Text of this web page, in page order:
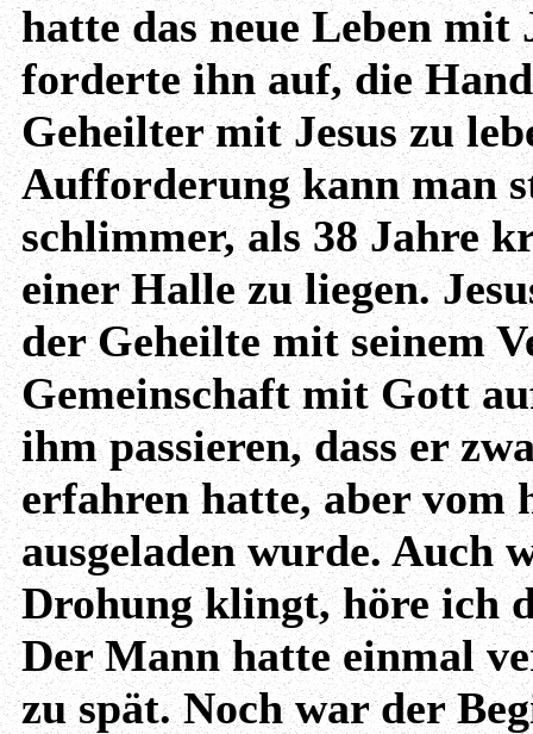
hatte das neue Leben mit
forderte ihn auf, die
Geheilter mit Jesus zu
Aufforderung kann man
schlimmer, als 38 Jahre
einer Halle zu liegen.
der Geheilte mit seinem
Gemeinschaft mit Gott
ihm passieren, dass er
erfahren hatte, aber vom
ausgeladen wurde. Auch
Drohung klingt, höre ich
Der Mann hatte einmal
zu spät. Noch war der